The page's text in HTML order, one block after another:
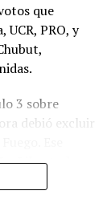
al que
Roque
Azón
que
PRO, y
3 sobre
debió excluir
Libertad